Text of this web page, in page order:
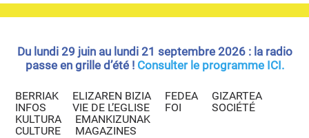
Du lundi 29 juin au lundi 21 septembre 2026 : la radio
passe en grille d’été ! Consulter le programme ICI.
BERRIAK
INFOS
ELIZAREN BIZIA
VIE DE L’EGLISE
FEDEA
FOI
GIZARTEA
SOCIÉTÉ
KULTURA
CULTURE
EMANKIZUNAK
MAGAZINES